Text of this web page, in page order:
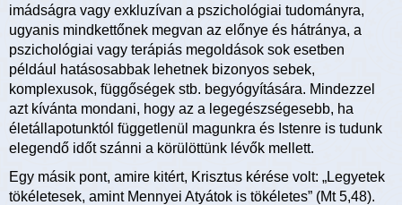
imádságra vagy exkluzívan a pszichológiai tudományra,
ugyanis mindkettőnek megvan az előnye és hátránya, a
pszichológiai vagy terápiás megoldások sok esetben
például hatásosabbak lehetnek bizonyos sebek,
komplexusok, függőségek stb. begyógyítására. Mindezzel
azt kívánta mondani, hogy az a legegészségesebb, ha
életállapotunktól függetlenül magunkra és Istenre is tudunk
elegendő időt szánni a körülöttünk lévők mellett.
Egy másik pont, amire kitért, Krisztus kérése volt: „Legyetek
tökéletesek, amint Mennyei Atyátok is tökéletes” (Mt 5,48).